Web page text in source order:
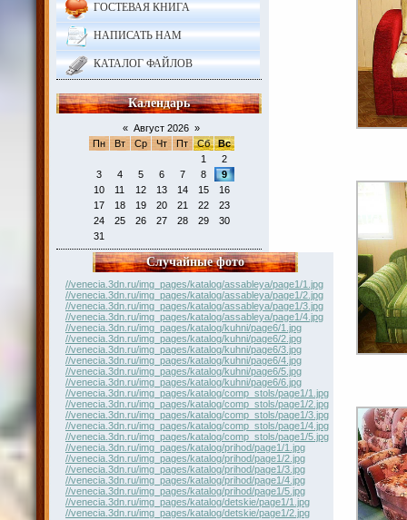
ГОСТЕВАЯ КНИГА
НАПИСАТЬ НАМ
КАТАЛОГ ФАЙЛОВ
Календарь
« Август 2026 »
Пн
Вт Ср Чт Пт Сб
Вс
1
2
3
4 5 6 7 8
9
10
11 12 13 14 15
16
17
18 19 20 21 22
23
24
25 26 27 28 29
30
31
Случайные фото
//venecia.3dn.ru/img_pages/katalog/assableya/page1/1.jpg
//venecia.3dn.ru/img_pages/katalog/assableya/page1/2.jpg
//venecia.3dn.ru/img_pages/katalog/assableya/page1/3.jpg
//venecia.3dn.ru/img_pages/katalog/assableya/page1/4.jpg
//venecia.3dn.ru/img_pages/katalog/kuhni/page6/1.jpg
//venecia.3dn.ru/img_pages/katalog/kuhni/page6/2.jpg
//venecia.3dn.ru/img_pages/katalog/kuhni/page6/3.jpg
//venecia.3dn.ru/img_pages/katalog/kuhni/page6/4.jpg
//venecia.3dn.ru/img_pages/katalog/kuhni/page6/5.jpg
//venecia.3dn.ru/img_pages/katalog/kuhni/page6/6.jpg
//venecia.3dn.ru/img_pages/katalog/comp_stols/page1/1.jpg
//venecia.3dn.ru/img_pages/katalog/comp_stols/page1/2.jpg
//venecia.3dn.ru/img_pages/katalog/comp_stols/page1/3.jpg
//venecia.3dn.ru/img_pages/katalog/comp_stols/page1/4.jpg
//venecia.3dn.ru/img_pages/katalog/comp_stols/page1/5.jpg
//venecia.3dn.ru/img_pages/katalog/prihod/page1/1.jpg
//venecia.3dn.ru/img_pages/katalog/prihod/page1/2.jpg
//venecia.3dn.ru/img_pages/katalog/prihod/page1/3.jpg
//venecia.3dn.ru/img_pages/katalog/prihod/page1/4.jpg
//venecia.3dn.ru/img_pages/katalog/prihod/page1/5.jpg
//venecia.3dn.ru/img_pages/katalog/detskie/page1/1.jpg
//venecia.3dn.ru/img_pages/katalog/detskie/page1/2.jpg